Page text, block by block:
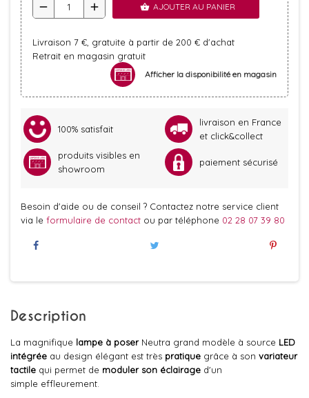
remove add shopping_basket AJOUTER AU PANIER
Livraison 7 €, gratuite à partir de 200 € d'achat
Retrait en magasin gratuit
Afficher la disponibilité en magasin
100% satisfait
livraison en France
et click&collect
produits visibles en
showroom
paiement sécurisé
Besoin d'aide ou de conseil ? Contactez notre service client
via le formulaire de contact ou par téléphone 02 28 07 39 80
Description
La magnifique lampe à poserNeutra grand modèle à source LED
intégrée au design élégant est très pratique grâce à son variateur
tactile qui permet de moduler son éclairage d'un
simple effleurement.